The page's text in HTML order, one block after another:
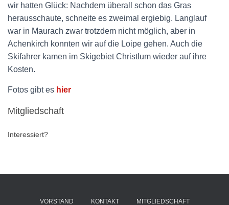
wir hatten Glück: Nachdem überall schon das Gras
herausschaute, schneite es zweimal ergiebig. Langlauf
war in Maurach zwar trotzdem nicht möglich, aber in
Achenkirch konnten wir auf die Loipe gehen. Auch die
Skifahrer kamen im Skigebiet Christlum wieder auf ihre
Kosten.
Fotos gibt es hier
Mitgliedschaft
Interessiert?
VORSTAND KONTAKT MITGLIEDSCHAFT